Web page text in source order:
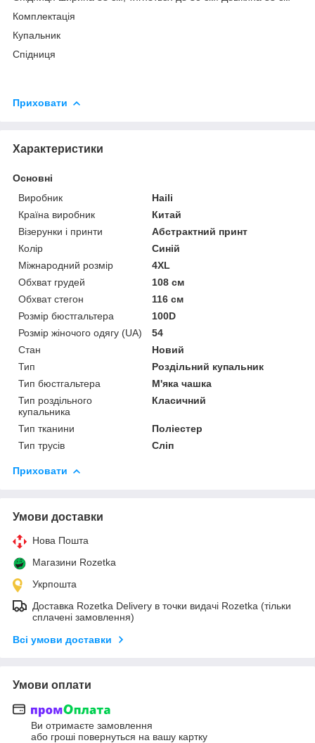
Комплектація
Купальник
Спідниця
Приховати
Характеристики
Основні
Виробник
Haili
Країна виробник
Китай
Візерунки і принти
Абстрактний принт
Колір
Синій
Міжнародний розмір
4XL
Обхват грудей
108 см
Обхват стегон
116 см
Розмір бюстгальтера
100D
Розмір жіночого одягу (UA)
54
Стан
Новий
Тип
Роздільний купальник
Тип бюстгальтера
М'яка чашка
Тип роздільного
купальника
Класичний
Тип тканини
Поліестер
Тип трусів
Сліп
Приховати
Умови доставки
Нова Пошта
Магазини Rozetka
Укрпошта
Доставка Rozetka Delivery в точки видачі Rozetka (тільки
сплачені замовлення)
Всі умови доставки
Умови оплати
Ви отримаєте замовлення
або гроші повернуться на вашу картку